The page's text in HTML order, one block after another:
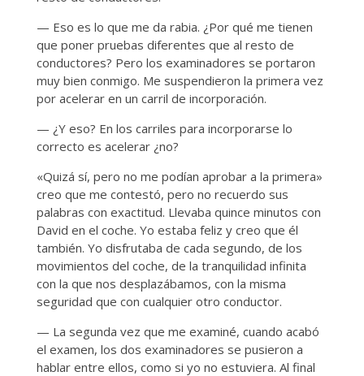
— Eso es lo que me da rabia. ¿Por qué me tienen
que poner pruebas diferentes que al resto de
conductores? Pero los examinadores se portaron
muy bien conmigo. Me suspendieron la primera vez
por acelerar en un carril de incorporación.
— ¿Y eso? En los carriles para incorporarse lo
correcto es acelerar ¿no?
«Quizá sí, pero no me podían aprobar a la primera»
creo que me contestó, pero no recuerdo sus
palabras con exactitud. Llevaba quince minutos con
David en el coche. Yo estaba feliz y creo que él
también. Yo disfrutaba de cada segundo, de los
movimientos del coche, de la tranquilidad infinita
con la que nos desplazábamos, con la misma
seguridad que con cualquier otro conductor.
— La segunda vez que me examiné, cuando acabó
el examen, los dos examinadores se pusieron a
hablar entre ellos, como si yo no estuviera. Al final